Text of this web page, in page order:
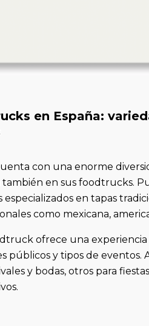
en España:
con una enorme
también en sus foodtrucks.
especializados en tapas
como mexicana,
ofrece una experiencia
públicos y tipos de eventos.
y bodas, otros para